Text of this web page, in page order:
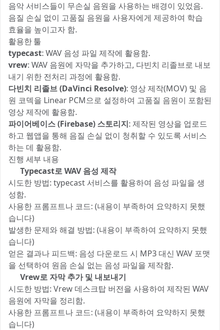
음악 서비스들이 무손실 음원을 사용하는 배경이 있었음.
음질 손실 없이 고품질 음원을 사용자에게 제공하여 학습
효율을 높이고자 함.
활용한 툴 ⚒️
typecast: WAV 음성 파일 제작에 활용함.
vrew: WAV 음원에 자막을 추가하고, 다빈치 리졸브로 내보
내기 위한 전처리 과정에 활용함.
다빈치 리졸브 (DaVinci Resolve): 영상 제작(MOV) 및 음
원 코덱을 Linear PCM으로 설정하여 고품질 음원이 포함된
영상 제작에 활용함.
파이어베이스 (Firebase) 스토리지: 제작된 영상을 업로드
하고 웹앱을 통해 음질 손실 없이 청취할 수 있도록 서비스
하는 데 활용함.
진행 세부 내용 🔍
Typecast로 WAV 음성 제작
시도한 방법: typecast 서비스를 활용하여 음성 파일을 생
성함.
사용한 프롬프트나 코드: (내용이 부족하여 요약하지 못했
습니다)
발생한 문제와 해결 방법: (내용이 부족하여 요약하지 못했
습니다)
얻은 결과나 피드백: 음성 다운로드 시 MP3 대신 WAV 포맷
을 선택하여 원음 손실 없는 음성 파일을 제작함.
Vrew로 자막 추가 및 내보내기
시도한 방법: Vrew 데스크탑 버전을 사용하여 제작된 WAV
음원에 자막을 정리함.
사용한 프롬프트나 코드: (내용이 부족하여 요약하지 못했
습니다)